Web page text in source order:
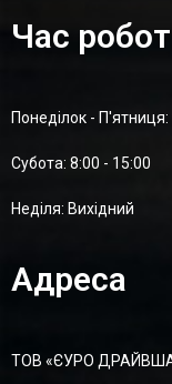
Час
Понеділок -
Суботa: 8:00 - 15:00
Неділя: Вихідний
Адреса
ТОВ «ЄУРО